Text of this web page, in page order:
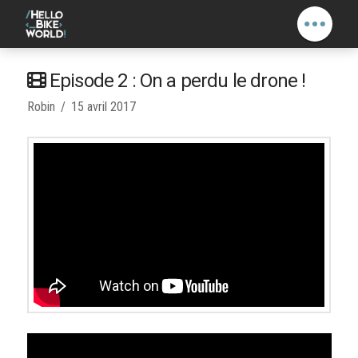
Episode 2 : On a perdu le drone !
Robin 15 avril 2017